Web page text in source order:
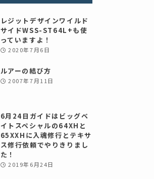
レジットデザインワイルド
サイドWSS-ST64L+も使
っていますよ！
2020年7月6日
ルアーの結び方
2007年7月11日
6月24日ガイドはビッグベ
イトスペシャルの64XHと
65XXHに入魂修行とテキサ
ス修行依頼でやりきりまし
た！
2019年6月24日